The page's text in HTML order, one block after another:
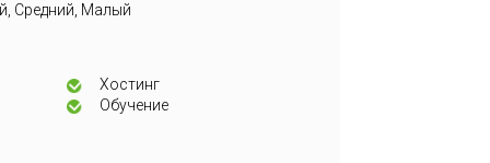
Средний, Малый
Хостинг
Обучение